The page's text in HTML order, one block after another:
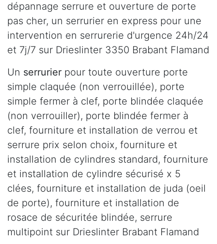
dépannage serrure et ouverture de porte
pas cher, un serrurier en express pour une
intervention en serrurerie d'urgence 24h/24
et 7j/7 sur Drieslinter 3350 Brabant Flamand
Un serrurier pour toute ouverture porte
simple claquée (non verrouillée), porte
simple fermer à clef, porte blindée claquée
(non verrouiller), porte blindée fermer à
clef, fourniture et installation de verrou et
serrure prix selon choix, fourniture et
installation de cylindres standard, fourniture
et installation de cylindre sécurisé x 5
clées, fourniture et installation de juda (oeil
de porte), fourniture et installation de
rosace de sécuritée blindée, serrure
multipoint sur Drieslinter Brabant Flamand